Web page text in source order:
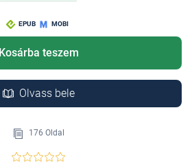
EPUB MOBI
Kosárba teszem
Olvass bele
176 Oldal